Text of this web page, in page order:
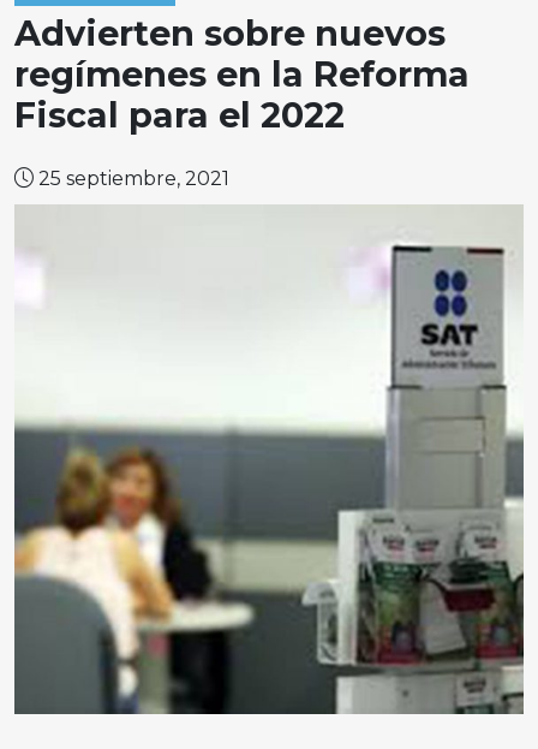
Advierten sobre nuevos
regímenes en la Reforma
Fiscal para el 2022
25 septiembre, 2021